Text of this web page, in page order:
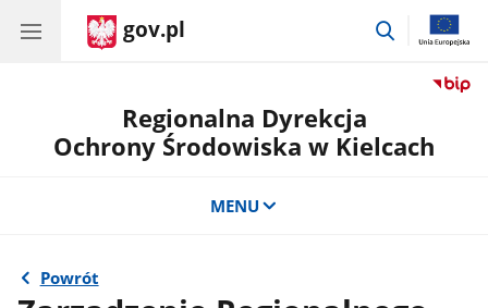
gov.pl
przejdź
Regionalna Dyrekcja
Ochrony Środowiska w Kielcach
MENU
Powrót